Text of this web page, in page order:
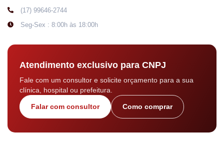
(17) 99646-2744
Seg-Sex : 8:00h às 18:00h
Atendimento exclusivo para CNPJ
Fale com um consultor e solicite orçamento para a sua
clínica, hospital ou prefeitura.
Falar com consultor Como comprar